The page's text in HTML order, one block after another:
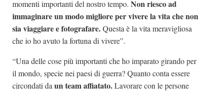
momenti importanti del nostro tempo. Non riesco ad
immaginare un modo migliore per vivere la vita che non
sia viaggiare e fotografare.Questa è la vita meravigliosa
che io ho avuto la fortuna di vivere”.
“Una delle cose più importanti che ho imparato girando per
il mondo, specie nei paesi di guerra? Quanto conta essere
circondati da un team affiatato.Lavorare con le persone